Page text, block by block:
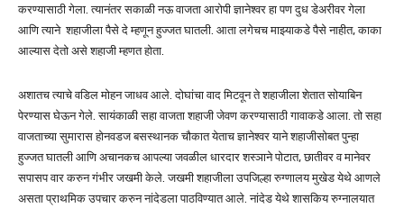
करण्यासाठी गेला. त्यानंतर सकाळी नऊ वाजता आरोपी ज्ञानेश्वर हा पण दुध डेअरीवर गेला
आणि त्याने शहाजीला पैसे दे म्हणून हुज्जत घातली. आता लगेचच माझ्याकडे पैसे नाहीत, काका
आल्यास देतो असे शहाजी म्हणत होता.
अशातच त्याचे वडिल मोहन जाधव आले. दोघांचा वाद मिटवून ते शहाजीला शेतात सोयाबिन
पेरण्यास घेऊन गेले. सायंकाळी सहा वाजता शहाजी जेवण करण्यासाठी गावाकडे आला. तो सहा
वाजताच्या सुमारास होनवडज बसस्थानक चौकात येताच ज्ञानेश्वर याने शहाजीसोबत पुन्हा
हुज्जत घातली आणि अचानकच आपल्या जवळील धारदार शस्ञाने पोटात, छातीवर व मानेवर
सपासप वार करुन गंभीर जखमी केले. जखमी शहाजीला उपजिल्हा रुग्णालय मुखेड येथे आणले
असता प्राथमिक उपचार करुन नांदेडला पाठविण्यात आले. नांदेड येथे शासकिय रुग्नालयात